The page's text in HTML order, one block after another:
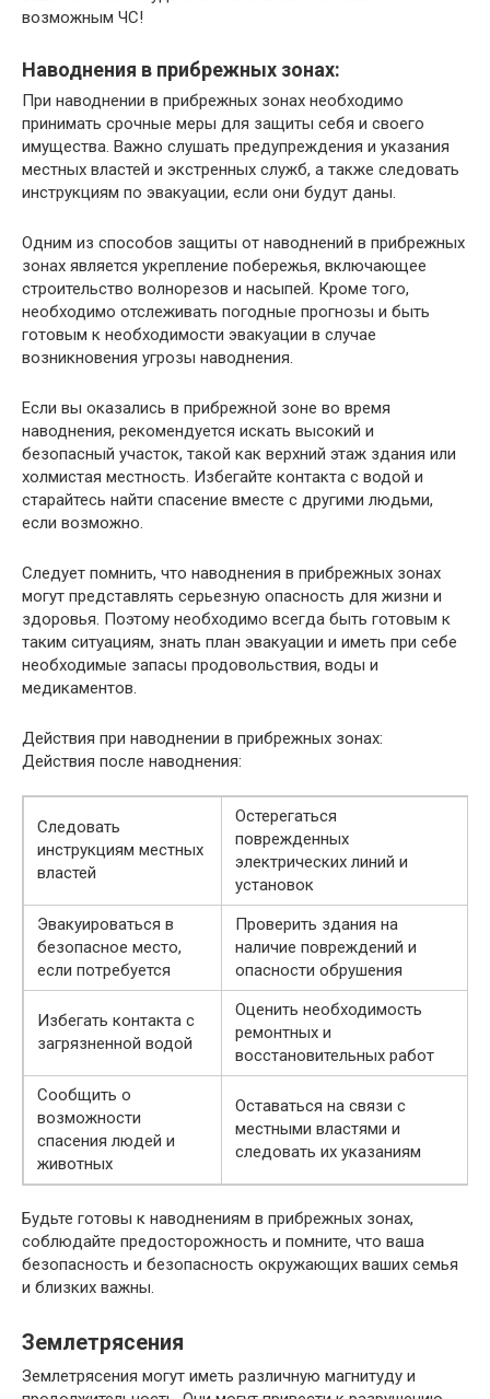
возможным ЧС!
Наводнения в прибрежных зонах:
При наводнении в прибрежных зонах необходимо
принимать срочные меры для защиты себя и своего
имущества. Важно слушать предупреждения и указания
местных властей и экстренных служб, а также следовать
инструкциям по эвакуации, если они будут даны.
Одним из способов защиты от наводнений в прибрежных
зонах является укрепление побережья, включающее
строительство волнорезов и насыпей. Кроме того,
необходимо отслеживать погодные прогнозы и быть
готовым к необходимости эвакуации в случае
возникновения угрозы наводнения.
Если вы оказались в прибрежной зоне во время
наводнения, рекомендуется искать высокий и
безопасный участок, такой как верхний этаж здания или
холмистая местность. Избегайте контакта с водой и
старайтесь найти спасение вместе с другими людьми,
если возможно.
Следует помнить, что наводнения в прибрежных зонах
могут представлять серьезную опасность для жизни и
здоровья. Поэтому необходимо всегда быть готовым к
таким ситуациям, знать план эвакуации и иметь при себе
необходимые запасы продовольствия, воды и
медикаментов.
Действия при наводнении в прибрежных зонах:
Действия после наводнения:
Следовать
инструкциям местных
властей
Остерегаться
поврежденных
электрических линий и
установок
Эвакуироваться в
безопасное место,
если потребуется
Проверить здания на
наличие повреждений и
опасности обрушения
Избегать контакта с
загрязненной водой
Оценить необходимость
ремонтных и
восстановительных работ
Сообщить о
возможности
спасения людей и
животных
Оставаться на связи с
местными властями и
следовать их указаниям
Будьте готовы к наводнениям в прибрежных зонах,
соблюдайте предосторожность и помните, что ваша
безопасность и безопасность окружающих ваших семья
и близких важны.
Землетрясения
Землетрясения могут иметь различную магнитуду и